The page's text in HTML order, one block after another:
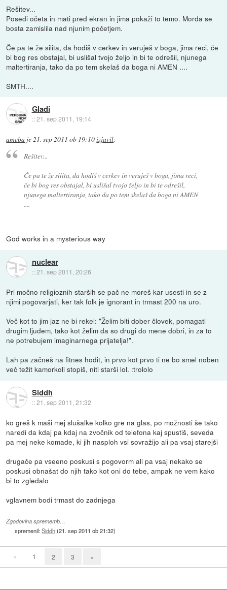
Rešitev...
Posedi očeta in mati pred ekran in jima pokaži to temo. Morda se
bosta zamislila nad njunim početjem.
Če pa te že silita, da hodiš v cerkev in veruješ v boga, jima reci, če
bi bog res obstajal, bi uslišal tvojo željo in bi te odrešil, njunega
maltertiranja, tako da po tem skelaš da boga ni AMEN ....
SMTH....
Gladi
::21. sep 2011, 19:14
ameba je21. sep 2011 ob 19:10izjavil:
Rešitev...
Če pa te že silita, da hodiš v cerkev in veruješ v boga, jima reci,
če bi bog res obstajal, bi uslišal tvojo željo in bi te odrešil,
njunega maltertiranja, tako da po tem skelaš da boga ni AMEN
....
God works in a mysterious way
nuclear
::21. sep 2011, 20:26
Pri močno religioznih starših se pač ne moreš kar usesti in se z
njimi pogovarjati, ker tak folk je ignorant in trmast 200 na uro.
Več kot to jim jaz ne bi rekel: "Želim biti dober človek, pomagati
drugim ljudem, tako kot želim da so drugi do mene dobri, in za to
ne potrebujem imaginarnega prijatelja!".
Lah pa začneš na fitnes hodit, in prvo kot prvo ti ne bo smel noben
več težit kamorkoli stopiš, niti starši lol. :trololo
Siddh
::21. sep 2011, 21:32
ko greš k maši mej slušalke kolko gre na glas, po možnosti še tako
naredi da kdaj pa kdaj na zvočnik od telefona kaj spustiš, seveda
pa mej neke komade, ki jih nasploh vsi sovražijo ali pa vsaj starejši
drugače pa vseeno poskusi s pogovorm ali pa vsaj nekako se
poskusi obnašat do njih tako kot oni do tebe, ampak ne vem kako
bi to zgledalo
vglavnem bodi trmast do zadnjega
Zgodovina sprememb…
spremenil:Siddh(21. sep 2011 ob 21:32)
« 1 2 3 »